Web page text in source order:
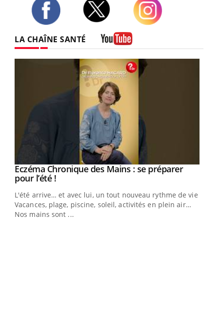
LA CHAÎNE SANTÉ
Youtube
Eczéma Chronique des Mains : se préparer
pour l’été !Youtube
L'été arrive… et avec lui, un tout nouveau rythme de vie !
Vacances, plage, piscine, soleil, activités en plein air…
Nos mains sont ...